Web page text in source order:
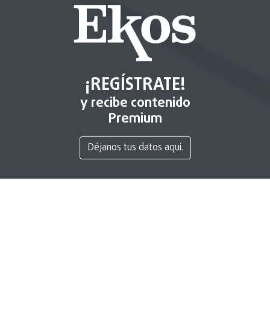
¡REGÍSTRATE!
y recibe contenido
Premium
Déjanos tus datos aquí.